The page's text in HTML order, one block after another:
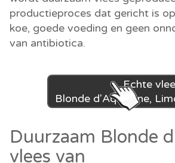
productieproces dat gericht is
koe, goede voeding en geen
van antibiotica.
Echte
Blonde d'Aquitaine,
Duurzaam Blonde
vlees van